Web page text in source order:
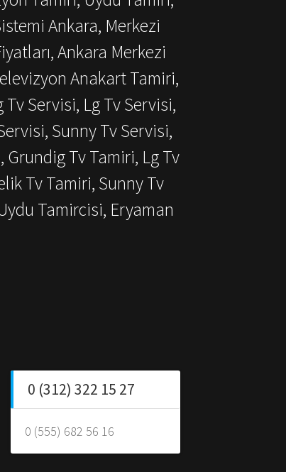
Ankara, Merkezi
Ankara Merkezi
Anakart Tamiri,
Servisi, Lg Tv Servisi,
Sunny Tv Servisi,
Tv Tamiri, Lg Tv
Tv Tamiri, Sunny Tv
Tamircisi, Eryaman
0 (312) 322 15 27
0 (555) 682 56 16